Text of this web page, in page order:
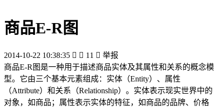
商品E-R图
2014-10-22 10:38:35   11  举报
商品E-R图是一种用于描述商品实体及其属性和关系的概念模
型。它由三个基本元素组成：实体（Entity）、属性
（Attribute）和关系（Relationship）。实体表示现实世界中的
对象，如商品；属性表示实体的特征，如商品的品牌、价格